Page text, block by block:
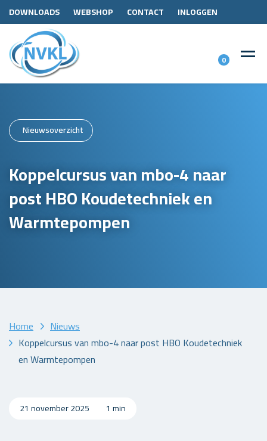
DOWNLOADS WEBSHOP CONTACT INLOGGEN
0
Nieuwsoverzicht
Koppelcursus van mbo-4 naar
post HBO Koudetechniek en
Warmtepompen
Home
Nieuws
Koppelcursus van mbo-4 naar post HBO Koudetechniek
en Warmtepompen
21 november 2025 1 min